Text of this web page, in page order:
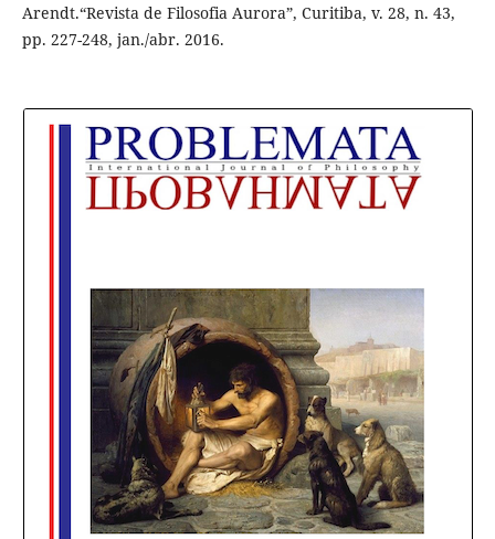
Arendt.“Revista de Filosofia Aurora”, Curitiba, v. 28, n. 43,
pp. 227-248, jan./abr. 2016.